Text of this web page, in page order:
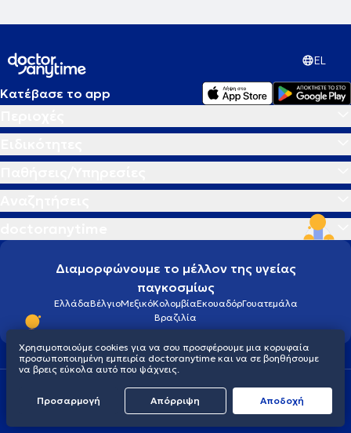
EL
Κατέβασε το app
Διαμορφώνουμε το μέλλον της υγείας
παγκοσμίως
ΕλλάδαΒέλγιοΜεξικόΚολομβίαΕκουαδόρΓουατεμάλα
Βραζιλία
Πολιτική προστασίας προσωπικού απορρήτου
© 2026 doctoranytime
Χρησιμοποιούμε cookies για να σου προσφέρουμε μια κορυφαία
προσωποποιημένη εμπειρία doctoranytime και να σε βοηθήσουμε
να βρεις εύκολα αυτό που ψάχνεις.
Προσαρμογή Απόρριψη Aποδοχή